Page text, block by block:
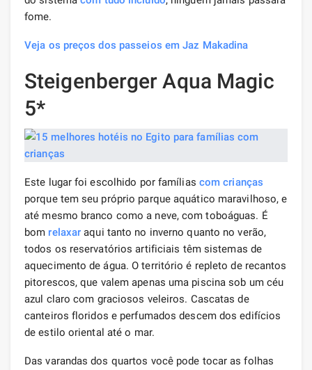
fome.
Veja os preços dos passeios em Jaz Makadina
Steigenberger Aqua Magic
5*
Este lugar foi escolhido por famílias com crianças
porque tem seu próprio parque aquático maravilhoso, e
até mesmo branco como a neve, com toboáguas. É
bom relaxar aqui tanto no inverno quanto no verão,
todos os reservatórios artificiais têm sistemas de
aquecimento de água. O território é repleto de recantos
pitorescos, que valem apenas uma piscina sob um céu
azul claro com graciosos veleiros. Cascatas de
canteiros floridos e perfumados descem dos edifícios
de estilo oriental até o mar.
Das varandas dos quartos você pode tocar as folhas